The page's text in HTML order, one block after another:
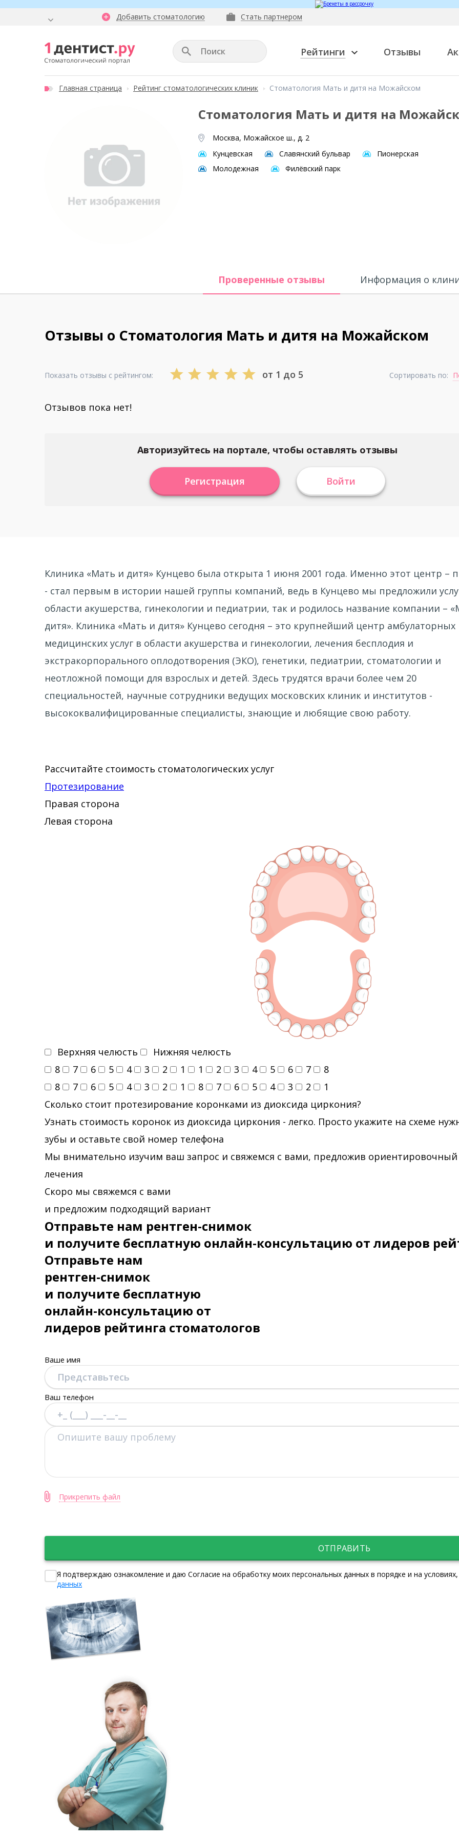
Добавить стоматологию Стать партнером
Рейтинги Отзывы
Главная страница Рейтинг стоматологических клиник Стоматология Мать и дитя на Можайском
Стоматология Мать и дитя на
Москва, Можайское ш., д. 2
Кунцевская
Славянский бульвар
Пионерская
Молодежная
Филёвский парк
Проверенные отзывы Информация о
Отзывы о Стоматология Мать и дитя на Можайском
Показать отзывы с рейтингом: от 1 до 5 Сортировать по:
Отзывов пока нет!
Авторизуйтесь на портале, чтобы оставлять отзывы
Регистрация Войти
Клиника «Мать и дитя» Кунцево была открыта 1 июня 2001 года. Именно этот центр –
- стал первым в истории нашей группы компаний, ведь в Кунцево мы предложили
области акушерства, гинекологии и педиатрии, так и родилось название компании –
дитя». Клиника «Мать и дитя» Кунцево сегодня – это крупнейший центр амбулаторных
медицинских услуг в области акушерства и гинекологии, лечения бесплодия и
экстракорпорального оплодотворения (ЭКО), генетики, педиатрии, стоматологии и
неотложной помощи для взрослых и детей. Здесь трудятся врачи более чем 20
специальностей, научные сотрудники ведущих московских клиник и институтов -
высококвалифицированные специалисты, знающие и любящие свою работу.
Рассчитайте стоимость стоматологических услуг
Протезирование
Правая сторона
Левая сторона
Верхняя челюсть
Нижняя челюсть
8
7 6 5 4 3 2 1 1 2 3 4 5 6 7
8
8
7 6 5 4 3 2 1 8 7 6 5 4 3 2
1
Сколько стоит протезирование коронками из диоксида циркония?
Узнать стоимость коронок из диоксида циркония - легко. Просто укажите на схеме
зубы и оставьте свой номер телефона
Мы внимательно изучим ваш запрос и свяжемся с вами, предложив
лечения
Скоро мы свяжемся с вами
и предложим подходящий вариант
Отправьте нам рентген-снимок
и получите бесплатную онлайн-консультацию от лидеров
Отправьте нам
рентген-снимок
и получите бесплатную
онлайн-консультацию от
лидеров рейтинга стоматологов
Ваше имя
Ваш телефон
Прикрепить файл
ОТПРАВИТЬ
Я подтверждаю ознакомление и даю Согласие на обработку моих персональных данных в порядке и на
данных